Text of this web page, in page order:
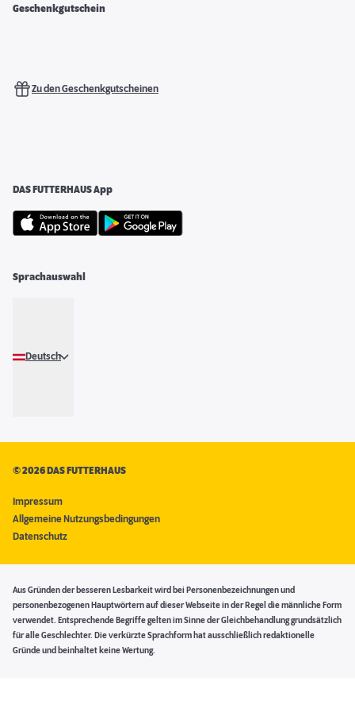
Geschenkgutschein
Zu den Geschenkgutscheinen
DAS FUTTERHAUS App
Sprachauswahl
Deutsch
©2026 DAS FUTTERHAUS
Impressum
Allgemeine Nutzungsbedingungen
Datenschutz
Aus Gründen der besseren Lesbarkeit wird bei Personenbezeichnungen und
personenbezogenen Hauptwörtern auf dieser Webseite in der Regel die männliche Form
verwendet. Entsprechende Begriffe gelten im Sinne der Gleichbehandlung grundsätzlich
für alle Geschlechter. Die verkürzte Sprachform hat ausschließlich redaktionelle
Gründe und beinhaltet keine Wertung.